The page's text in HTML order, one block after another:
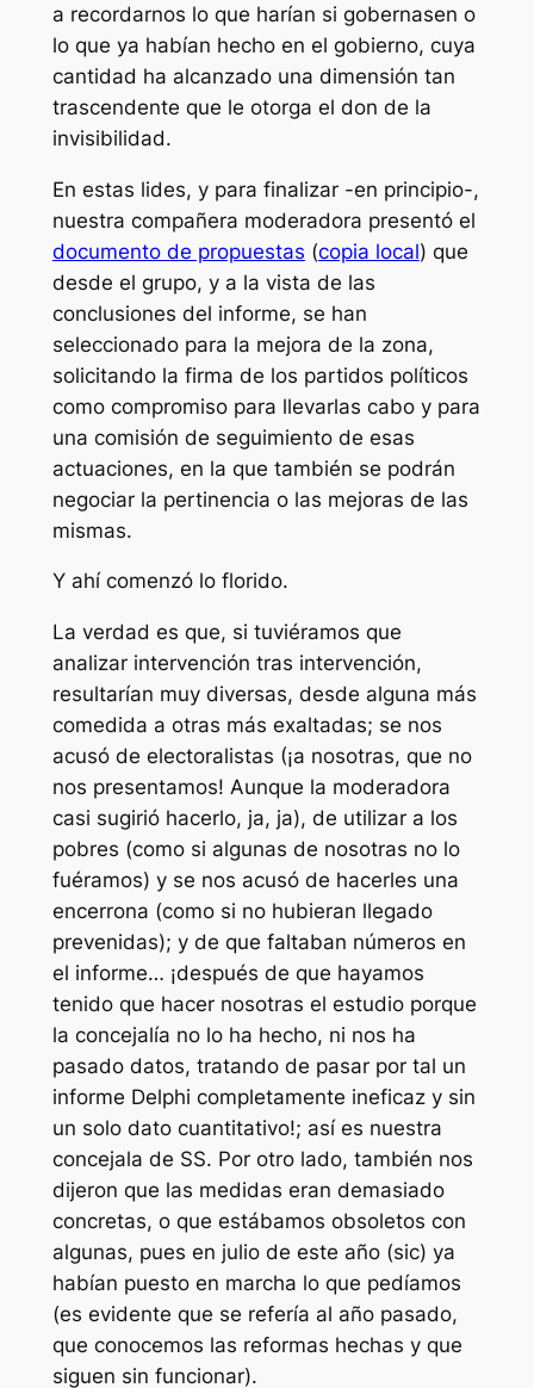
a recordarnos lo que harían si gobernasen o
lo que ya habían hecho en el gobierno, cuya
cantidad ha alcanzado una dimensión tan
trascendente que le otorga el don de la
invisibilidad.
En estas lides, y para finalizar -en principio-,
nuestra compañera moderadora presentó el
documento de propuestas (copia local) que
desde el grupo, y a la vista de las
conclusiones del informe, se han
seleccionado para la mejora de la zona,
solicitando la firma de los partidos políticos
como compromiso para llevarlas cabo y para
una comisión de seguimiento de esas
actuaciones, en la que también se podrán
negociar la pertinencia o las mejoras de las
mismas.
Y ahí comenzó lo florido.
La verdad es que, si tuviéramos que
analizar intervención tras intervención,
resultarían muy diversas, desde alguna más
comedida a otras más exaltadas; se nos
acusó de electoralistas (¡a nosotras, que no
nos presentamos! Aunque la moderadora
casi sugirió hacerlo, ja, ja), de utilizar a los
pobres (como si algunas de nosotras no lo
fuéramos) y se nos acusó de hacerles una
encerrona (como si no hubieran llegado
prevenidas); y de que faltaban números en
el informe… ¡después de que hayamos
tenido que hacer nosotras el estudio porque
la concejalía no lo ha hecho, ni nos ha
pasado datos, tratando de pasar por tal un
informe Delphi completamente ineficaz y sin
un solo dato cuantitativo!; así es nuestra
concejala de SS. Por otro lado, también nos
dijeron que las medidas eran demasiado
concretas, o que estábamos obsoletos con
algunas, pues en julio de este año (sic) ya
habían puesto en marcha lo que pedíamos
(es evidente que se refería al año pasado,
que conocemos las reformas hechas y que
siguen sin funcionar).